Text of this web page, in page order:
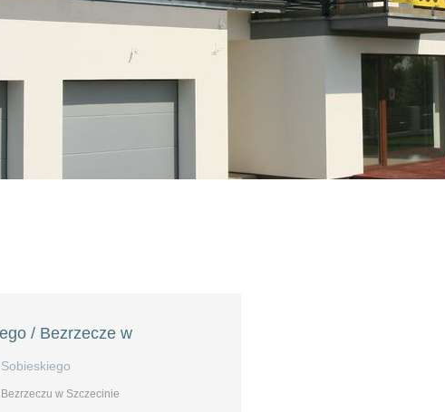
/ Bezrzecze w
w Szczecinie